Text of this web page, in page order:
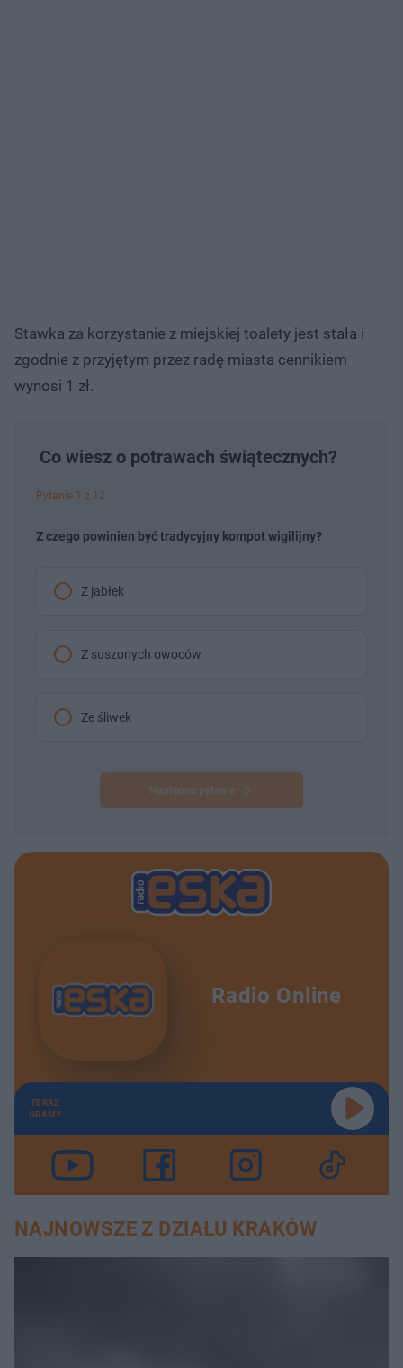
Stawka za korzystanie z miejskiej toalety jest stała i
zgodnie z przyjętym przez radę miasta cennikiem
wynosi 1 zł.
Co wiesz o potrawach świątecznych?
Pytanie 1 z 12
Z czego powinien być tradycyjny kompot wigilijny?
Z jabłek
Z suszonych owoców
Ze śliwek
Następne pytanie
Radio Online
TERAZ
GRAMY
NAJNOWSZE Z DZIAŁU KRAKÓW